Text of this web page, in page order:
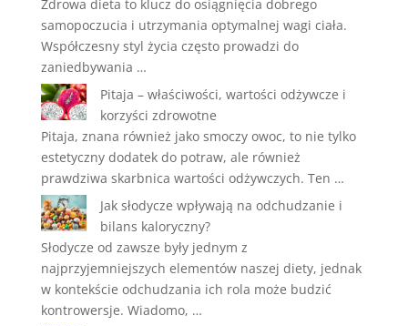
Zdrowa dieta to klucz do osiągnięcia dobrego
samopoczucia i utrzymania optymalnej wagi ciała.
Współczesny styl życia często prowadzi do
zaniedbywania …
Pitaja – właściwości, wartości odżywcze i
korzyści zdrowotne
Pitaja, znana również jako smoczy owoc, to nie tylko
estetyczny dodatek do potraw, ale również
prawdziwa skarbnica wartości odżywczych. Ten …
Jak słodycze wpływają na odchudzanie i
bilans kaloryczny?
Słodycze od zawsze były jednym z
najprzyjemniejszych elementów naszej diety, jednak
w kontekście odchudzania ich rola może budzić
kontrowersje. Wiadomo, …